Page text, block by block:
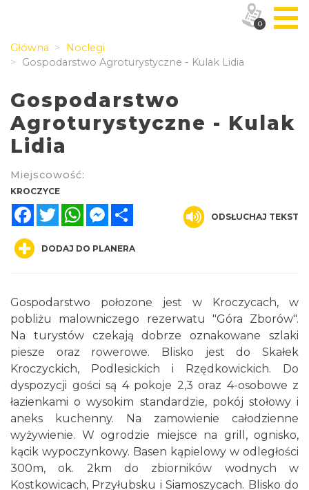
Główna
Noclegi
Gospodarstwo Agroturystyczne - Kulak Lidia
Gospodarstwo
Agroturystyczne - Kulak
Lidia
Miejscowość:
KROCZYCE
FacebookTwitterWhatsAppMessenger
ODSŁUCHAJ TEKST
DODAJ DO PLANERA
Gospodarstwo połozone jest w Kroczycach, w
pobliżu malowniczego rezerwatu "Góra Zborów".
Na turystów czekają dobrze oznakowane szlaki
piesze oraz rowerowe. Blisko jest do Skałek
Kroczyckich, Podlesickich i Rzędkowickich. Do
dyspozycji gości są 4 pokoje 2,3 oraz 4-osobowe z
łazienkami o wysokim standardzie, pokój stołowy i
aneks kuchenny. Na zamowienie całodzienne
wyżywienie. W ogrodzie miejsce na grill, ognisko,
kącik wypoczynkowy. Basen kąpielowy w odległości
300m, ok. 2km do zbiorników wodnych w
Kostkowicach, Przyłubsku i Siamoszycach. Blisko do
0